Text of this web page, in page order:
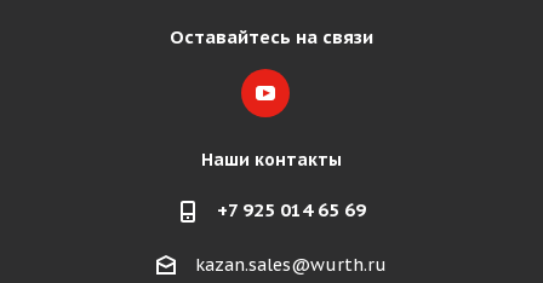
Оставайтесь на связи
Наши контакты
+7 925 014 65 69
kazan.sales@wurth.ru